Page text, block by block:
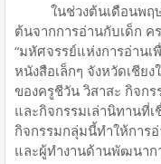
ในช่วงต้นเดือนพฤษภ
ต้นจากการอ่านกับเด็ก ค
“มหัศจรรย์แห่งการอ่าน
หนังสือเล็กๆ จังหวัดเชีย
ของครูชีวัน วิสาสะ กิจก
และกิจกรรมเล่านิทานที่
กิจกรรมกลุ่มนี้ทำให้การ
และผู้ทำงานด้านพัฒนาก